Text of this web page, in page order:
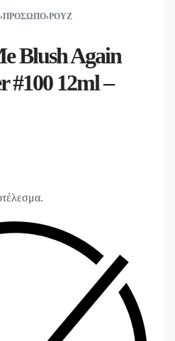
›ΠΡΌΣΩΠΟ›ΡΟΥΖ
Blush Again
#100 12ml –